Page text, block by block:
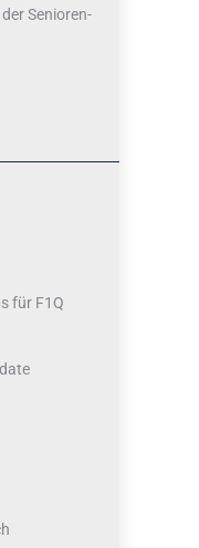
Senioren-
für F1Q